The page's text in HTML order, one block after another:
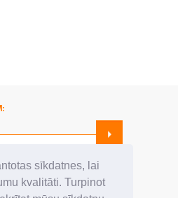
sīkdatnes, lai
kvalitāti. Turpinot